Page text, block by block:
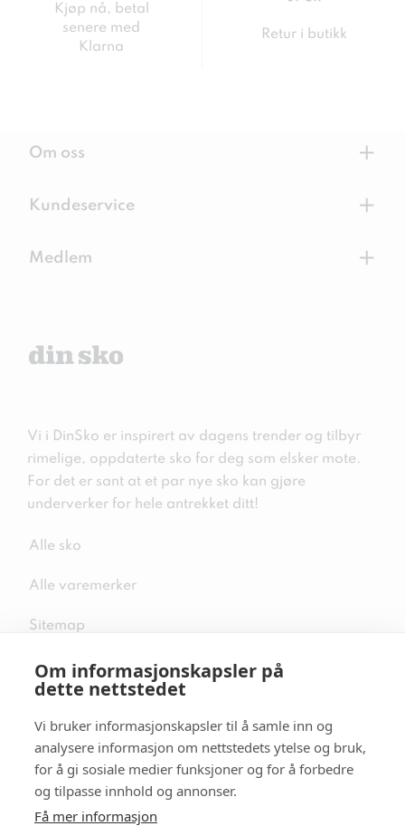
Om informasjonskapsler på
dette nettstedet
Vi bruker informasjonskapsler til å samle inn og
analysere informasjon om nettstedets ytelse og bruk,
for å gi sosiale medier funksjoner og for å forbedre
og tilpasse innhold og annonser.
Få mer informasjon
Kjøp nå, betal
senere med
Klarna
Retur i butikk
Om oss +
Kundeservice +
Medlem +
Vi i DinSko er inspirert av dagens trender og tilbyr
rimelige, oppdaterte sko for deg som elsker mote.
For det er sant at et par nye sko kan gjøre
underverker for hele antrekket ditt!
Alle sko
Alle varemerker
Sitemap
Følg oss i sosiale medier